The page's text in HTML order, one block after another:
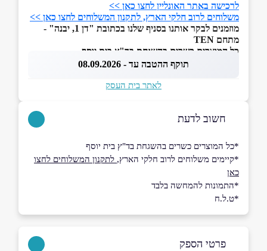
לרכישה באתר האונליין לחצו כאן >>
משלוחים לרוב חלקי הארץ, לתקנון המשלוחים לחצו כאן >>
מוזמנים לבקר אותנו בסניף שלנו בכתובת "דן 1, יבנה" -
מתחם TEN
כל המוצרים כשרים בהשגחת בד"ץ בית יוסף
תוקף ההטבה עד - 08.09.2026
לאתר בית העסק
חשוב לדעת
*כל המוצרים כשרים בהשגחת בד"ץ בית יוסף
*קיימים משלוחים לרוב חלקי הארץ, לתקנון המשלוחים לחצו
כאן
*התמונות להמחשה בלבד
*ט.ל.ח
פרטי הספק